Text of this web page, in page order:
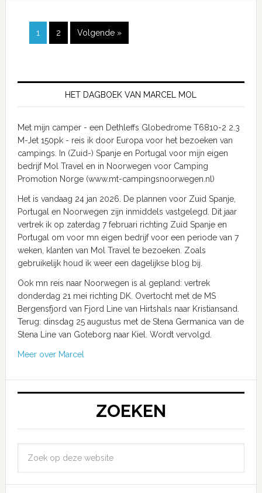
1 2 Volgende »
HET DAGBOEK VAN MARCEL MOL
Met mijn camper - een Dethleffs Globedrome T6810-2 2.3
M-Jet 150pk - reis ik door Europa voor het bezoeken van
campings. In (Zuid-) Spanje en Portugal voor mijn eigen
bedrijf Mol Travel en in Noorwegen voor Camping
Promotion Norge (www.mt-campingsnoorwegen.nl)
Het is vandaag 24 jan 2026. De plannen voor Zuid Spanje,
Portugal en Noorwegen zijn inmiddels vastgelegd. Dit jaar
vertrek ik op zaterdag 7 februari richting Zuid Spanje en
Portugal om voor mn eigen bedrijf voor een periode van 7
weken, klanten van Mol Travel te bezoeken. Zoals
gebruikelijk houd ik weer een dagelijkse blog bij.
Ook mn reis naar Noorwegen is al gepland: vertrek
donderdag 21 mei richting DK. Overtocht met de MS
Bergensfjord van Fjord Line van Hirtshals naar Kristiansand.
Terug: dinsdag 25 augustus met de Stena Germanica van de
Stena Line van Goteborg naar Kiel. Wordt vervolgd.
Meer over Marcel
ZOEKEN